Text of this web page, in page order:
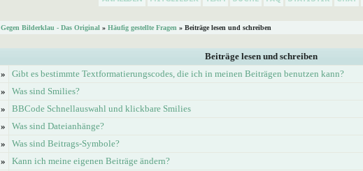
Gegen Bilderklau - Das Original » Häufig gestellte Fragen » Beiträge lesen und schreiben
Beiträge lesen und schreiben
»
Gibt es bestimmte Textformatierungscodes, die ich in meinen Beiträgen benutzen kann?
»
Was sind Smilies?
»
BBCode Schnellauswahl und klickbare Smilies
»
Was sind Dateianhänge?
»
Was sind Beitrags-Symbole?
»
Kann ich meine eigenen Beiträge ändern?